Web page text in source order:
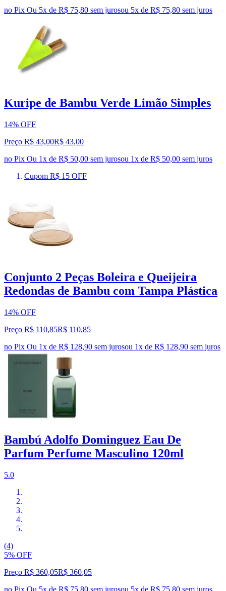
no Pix Ou 5x de R$ 75,80 sem jurosou 5x de R$ 75,80 sem juros
Kuripe de Bambu Verde Limão Simples
14% OFF
Preço R$ 43,00R$ 43,00
no Pix Ou 1x de R$ 50,00 sem jurosou 1x de R$ 50,00 sem juros
Cupom R$ 15 OFF
Conjunto 2 Peças Boleira e Queijeira
Redondas de Bambu com Tampa Plástica
14% OFF
Preço R$ 110,85R$ 110,85
no Pix Ou 1x de R$ 128,90 sem jurosou 1x de R$ 128,90 sem juros
Bambú Adolfo Dominguez Eau De
Parfum Perfume Masculino 120ml
5.0
(4)
5% OFF
Preço R$ 360,05R$ 360,05
no Pix Ou 5x de R$ 75,80 sem jurosou 5x de R$ 75,80 sem juros